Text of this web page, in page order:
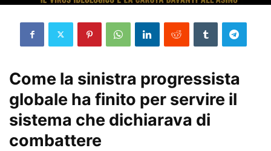
Come la sinistra progressista
globale ha finito per servire il
sistema che dichiarava di
combattere